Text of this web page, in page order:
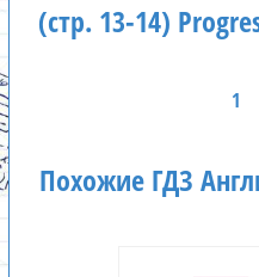
(стр. 13-14)
1
Похожие ГДЗ